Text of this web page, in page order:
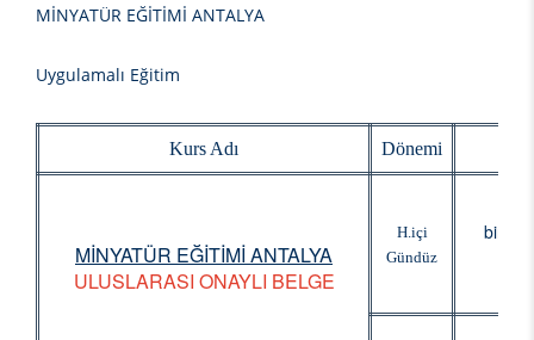
MİNYATÜR EĞİTİMİ ANTALYA
Uygulamalı Eğitim
Kurs Adı Dönemi
MİNYATÜR EĞİTİMİ ANTALYA
ULUSLARASI ONAYLI BELGE
H.içi
Gündüz
bire